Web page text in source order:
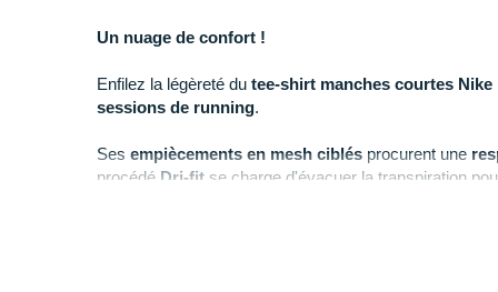
Un nuage de confort !
Enfilez la légèreté du tee-shirt manches courtes Nike
sessions de running.
Ses empiècements en mesh ciblés procurent une
procédé Dri-fit se charge d'évacuer la transpiration